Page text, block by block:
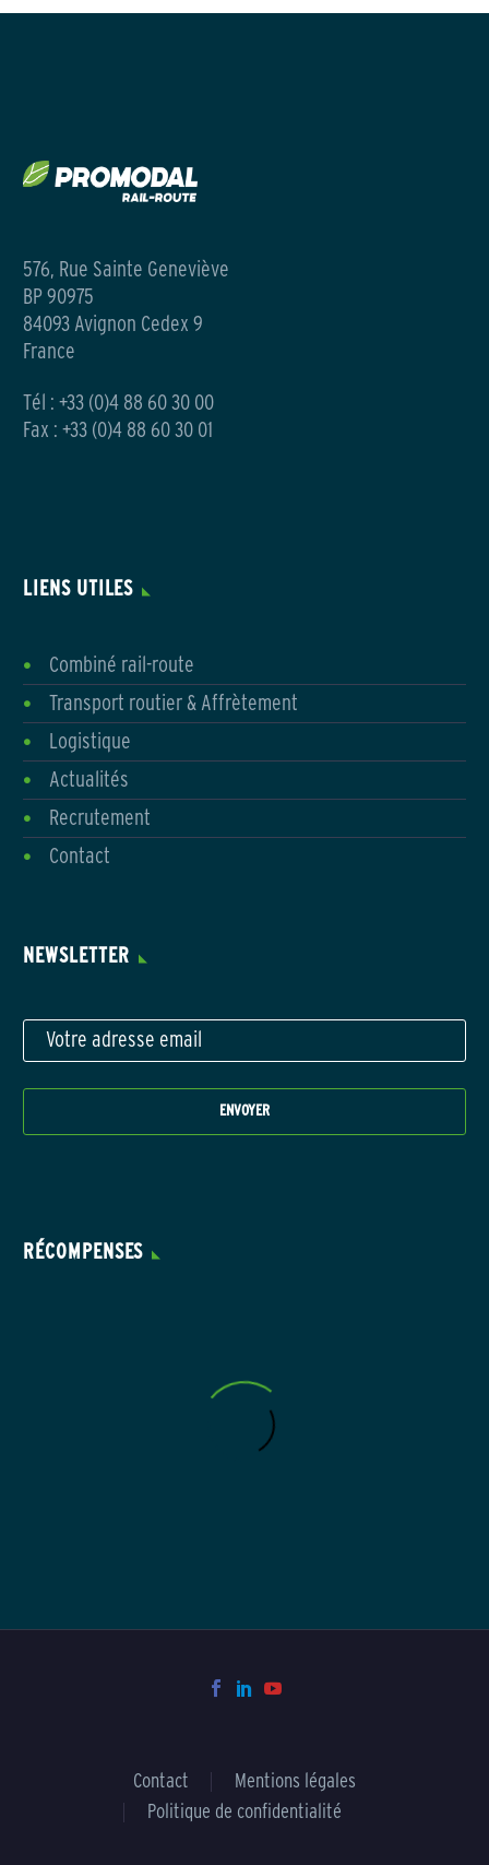
576, Rue Sainte Geneviève
BP 90975
84093 Avignon Cedex 9
France
Tél : +33 (0)4 88 60 30 00
Fax : +33 (0)4 88 60 30 01
LIENS UTILES
Combiné rail-route
Transport routier & Affrètement
Logistique
Actualités
Recrutement
Contact
NEWSLETTER
RÉCOMPENSES
Contact
Mentions légales
Politique de confidentialité